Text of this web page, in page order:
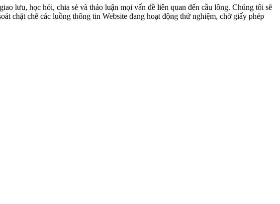
lưu, học hỏi, chia sẻ và thảo luận mọi vấn đề liên quan đến cầu lông. Chúng tôi sẽ
chặt chẽ các luồng thông tin Website đang hoạt động thử nghiệm, chờ giấy phép